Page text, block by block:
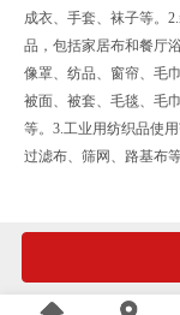
成衣、手套、袜子等。
品，包括家居布和餐厅
像罩、纺品、窗帘、毛
被面、被套、毛毯、毛
等。3.工业用纺织品使
过滤布、筛网、路基布等